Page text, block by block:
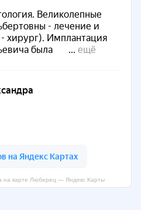
на карте Люберец — Яндекс Карты